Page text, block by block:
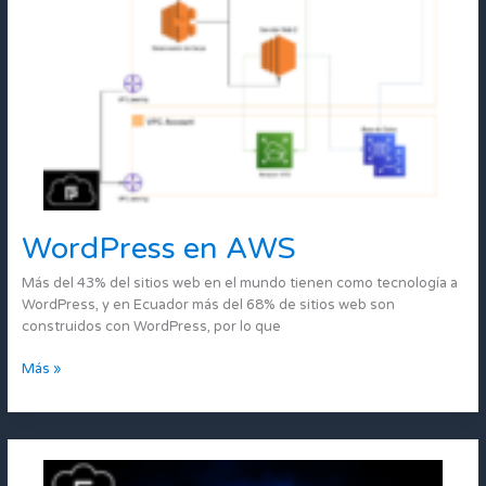
WordPress en AWS
Más del 43% del sitios web en el mundo tienen como tecnología a
WordPress, y en Ecuador más del 68% de sitios web son
construidos con WordPress, por lo que
WordPress
en
AWS
Más »